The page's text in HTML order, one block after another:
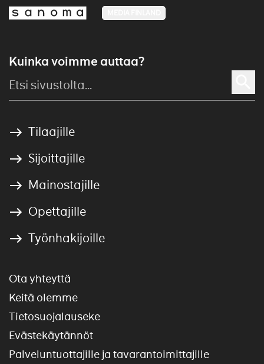
Kuinka voimme auttaa?
Tilaajille
Sijoittajille
Mainostajille
Opettajille
Työnhakijoille
Ota yhteyttä
Keitä olemme
Tietosuojalauseke
Evästekäytännöt
Palveluntuottajille ja tavarantoimittajille